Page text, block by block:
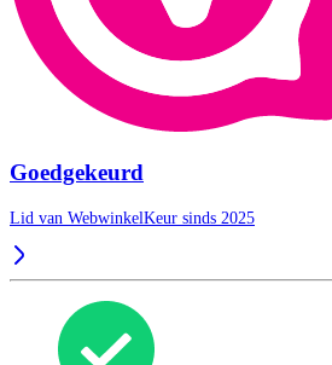
Goedgekeurd
Lid van WebwinkelKeur sinds 2025